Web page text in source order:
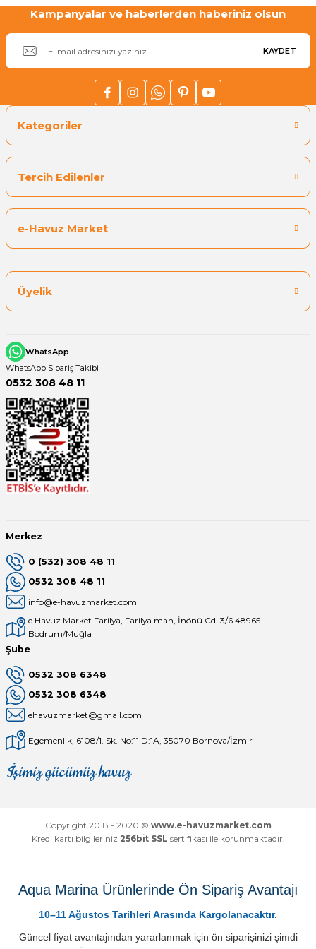
E-Havuz
₺ 1.781,71
₺ 1.247,20
Sepete Ekle
Kampanyalar ve haberlerden haberiniz olsun
KAYDET
Kategoriler
Tercih Edilenler
e-Havuz Market
Üyelik
WhatsApp
WhatsApp Sipariş Takibi
0532 308 48 11
Merkez
0 (532) 308 48 11
0532 308 48 11
info@e-havuzmarket.com
e Havuz Market Farilya, Farilya mah, İnönü Cd. 3/6 48965
Bodrum/Muğla
Şube
0532 308 6348
0532 308 6348
ehavuzmarket@gmail.com
Egemenlik, 6108/1. Sk. No:11 D:1A, 35070 Bornova/İzmir
İşimiz gücümüz havuz
Mağaza
Depomuz
Copyright 2018 - 2020 © www.e-havuzmarket.com
Kredi kartı bilgileriniz 256bit SSL sertifikası ile korunmaktadır.
Aqua Marina Ürünlerinde Ön Sipariş Avantajı
10–11 Ağustos Tarihleri Arasında Kargolanacaktır.
Güncel fiyat avantajından yararlanmak için ön siparişinizi şimdi